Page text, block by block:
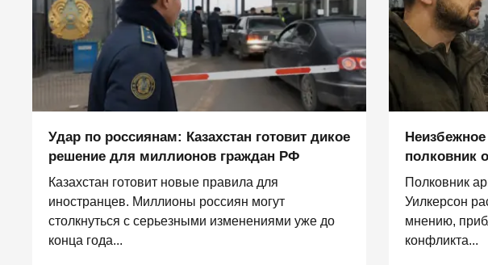
Удар по россиянам: Казахстан готовит дикое
решение для миллионов граждан РФ
Казахстан готовит новые правила для
иностранцев. Миллионы россиян могут
столкнуться с серьезными изменениями уже до
конца года...
полковник
Полковник
Уилкерсон
мнению,
конфликта...